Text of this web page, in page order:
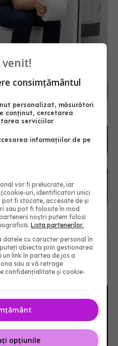
riscul de cancer
venit!
consimțământul
personalizat, măsurători
conținut, cercetarea
serviciilor
informațiilor de pe
vor fi prelucrate, iar
uri, identificatori unici
fi stocate, accesate de și
sau pot fi folosite în mod
noștri putem folosi
Lista partenerilor.
cu caracter personal în
obiecta prin gestionarea
link în partea de jos a
sau a vă retrage
confidențialitate și cookie-
opțiunile